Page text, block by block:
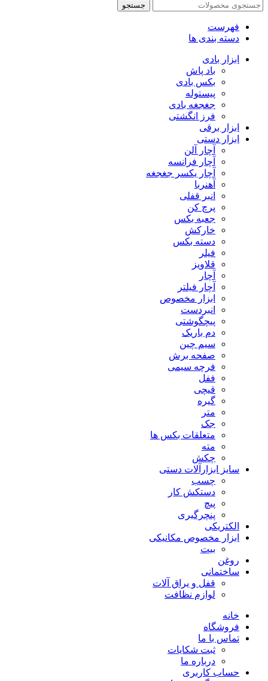
جستجو
فهرست
دسته بندی ها
ابزار بادی
باد پاش
بکس بادی
پیستوله
جغجغه بادی
فرز انگشتی
ابزار برقی
ابزار دستی
آچار آلن
آچار فرانسه
آچار یکسر جغجغه
آهنربا
انبر قفلی
پرچ کن
جعبه بکس
خارکش
دسته بکس
فیلر
قلاویز
آچار
آچار فیلتر
ابزار مخصوص
انبردست
پیچگوشتی
دم باریک
سیم چین
صفحه برش
فرچه سیمی
ففل
قیچی
گیره
متر
جک
متعلقات بکس ها
مته
چکش
سایز ابزارآلات دستی
چسب
دستکش کار
پیچ
پنچرگیری
الکتریکی
ابزار مخصوص مکانیکی
بیت
روغن
ساختمانی
قفل و یراق آلات
لوازم نظافت
خانه
فروشگاه
تماس با ما
ثبت شکایات
درباره ما
حساب کاربری